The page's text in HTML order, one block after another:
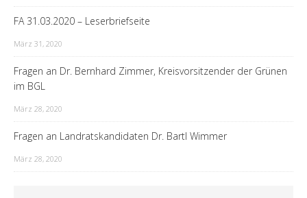
FA 31.03.2020 – Leserbriefseite
März 31, 2020
Fragen an Dr. Bernhard Zimmer, Kreisvorsitzender der Grünen
im BGL
März 28, 2020
Fragen an Landratskandidaten Dr. Bartl Wimmer
März 28, 2020